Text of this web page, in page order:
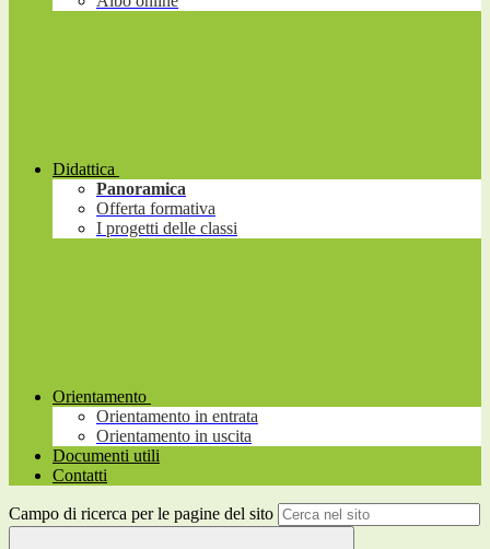
Didattica
Panoramica
Offerta formativa
I progetti delle classi
Orientamento
Orientamento in entrata
Orientamento in uscita
Documenti utili
Contatti
Campo di ricerca per le pagine del sito